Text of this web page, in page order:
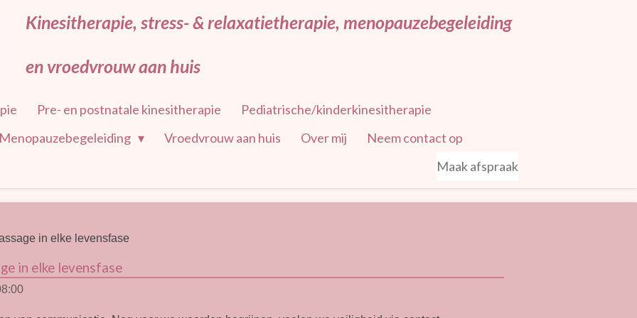
Kinesitherapie, stress- & relaxatietherapie, menopauzebegeleiding
en vroedvrouw aan huis
Pre- en postnatale kinesitherapie
Pediatrische/kinderkinesitherapie
Menopauzebegeleiding Vroedvrouw aan huis Over mij
Neem contact op
Maak afspraak
in elke levensfase
in elke levensfase